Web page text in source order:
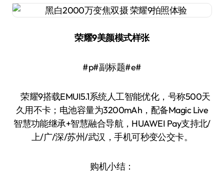
荣耀9美颜模式样张
#p#副标题#e#
荣耀9搭载EMUI5.1系统人工智能优化，号称500天
久用不卡；电池容量为3200mAh，配备Magic Live
智慧功能继承+智慧融合导航，HUAWEI Pay支持北/
上/广/深/苏州/武汉，手机可秒变公交卡。
购机小结：